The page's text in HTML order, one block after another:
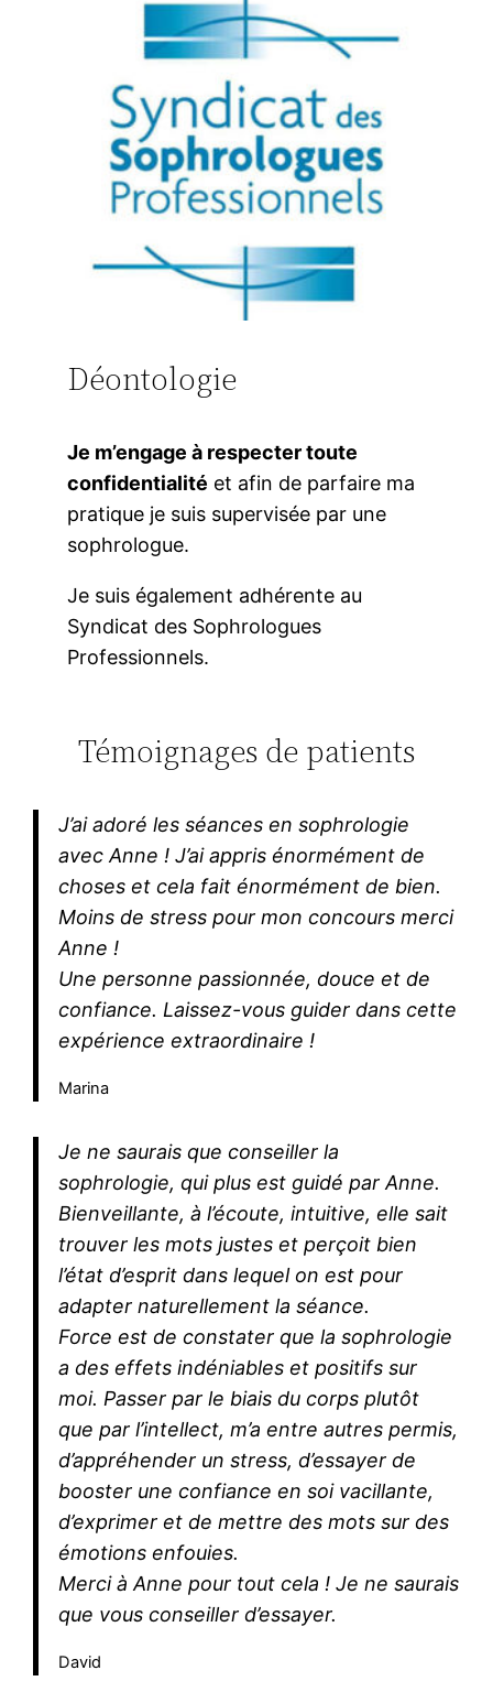
Déontologie
Je m’engage à respecter toute
confidentialité et afin de parfaire ma
pratique je suis supervisée par une
sophrologue.
Je suis également adhérente au
Syndicat des Sophrologues
Professionnels.
Témoignages de patients
J’ai adoré les séances en sophrologie
avec Anne ! J’ai appris énormément de
choses et cela fait énormément de bien.
Moins de stress pour mon concours merci
Anne !
Une personne passionnée, douce et de
confiance. Laissez-vous guider dans cette
expérience extraordinaire !
Marina
Je ne saurais que conseiller la
sophrologie, qui plus est guidé par Anne.
Bienveillante, à l’écoute, intuitive, elle sait
trouver les mots justes et perçoit bien
l’état d’esprit dans lequel on est pour
adapter naturellement la séance.
Force est de constater que la sophrologie
a des effets indéniables et positifs sur
moi. Passer par le biais du corps plutôt
que par l’intellect, m’a entre autres permis,
d’appréhender un stress, d’essayer de
booster une confiance en soi vacillante,
d’exprimer et de mettre des mots sur des
émotions enfouies.
Merci à Anne pour tout cela ! Je ne saurais
que vous conseiller d’essayer.
David